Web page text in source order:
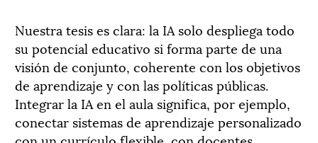
Nuestra tesis es clara: la IA solo despliega todo
su potencial educativo si forma parte de una
visión de conjunto, coherente con los objetivos
de aprendizaje y con las políticas públicas.
Integrar la IA en el aula significa, por ejemplo,
conectar sistemas de aprendizaje personalizado